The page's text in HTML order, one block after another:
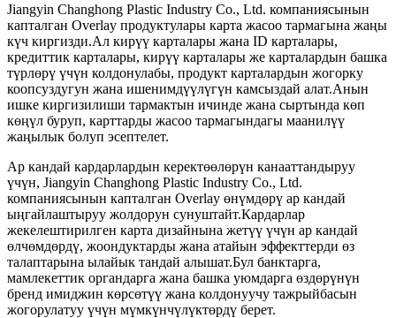
Jiangyin Changhong Plastic Industry Co., Ltd. компаниясынын
капталган Overlay продуктулары карта жасоо тармагына жаңы
күч киргизди.Ал кирүү карталары жана ID карталары,
кредиттик карталары, кирүү карталары же карталардын башка
түрлөрү үчүн колдонулабы, продукт карталардын жогорку
коопсуздугун жана ишенимдүүлүгүн камсыздай алат.Анын
ишке киргизилиши тармактын ичинде жана сыртында көп
көңүл буруп, карттарды жасоо тармагындагы маанилүү
жаңылык болуп эсептелет.
Ар кандай кардарлардын керектөөлөрүн канааттандыруу
үчүн, Jiangyin Changhong Plastic Industry Co., Ltd.
компаниясынын капталган Overlay өнүмдөрү ар кандай
ыңгайлаштыруу жолдорун сунуштайт.Кардарлар
жекелештирилген карта дизайнына жетүү үчүн ар кандай
өлчөмдөрдү, жоондуктарды жана атайын эффекттерди өз
талаптарына ылайык тандай алышат.Бул банктарга,
мамлекеттик органдарга жана башка уюмдарга өздөрүнүн
бренд имиджин көрсөтүү жана колдонуучу тажрыйбасын
жогорулатуу үчүн мүмкүнчүлүктөрдү берет.